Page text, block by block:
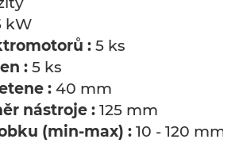
kW
: 5 ks
: 5 ks
: 40 mm
nástroje : 125 mm
(min-max) : 10 - 120 mm